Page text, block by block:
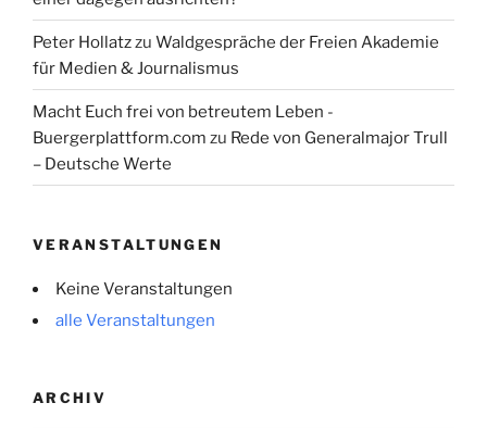
Peter Hollatzzu Waldgespräche der Freien Akademie
für Medien & Journalismus
Macht Euch frei von betreutem Leben -
Buergerplattform.com zu Rede von Generalmajor Trull
– Deutsche Werte
VERANSTALTUNGEN
Keine Veranstaltungen
alle Veranstaltungen
ARCHIV